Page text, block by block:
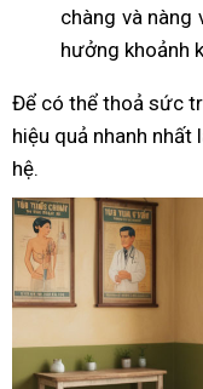
chàng và nàng
hưởng khoảnh
Để có thể thoả sức
hiệu quả nhanh
hệ.